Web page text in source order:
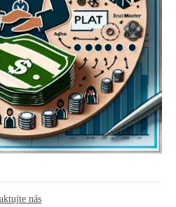
nás